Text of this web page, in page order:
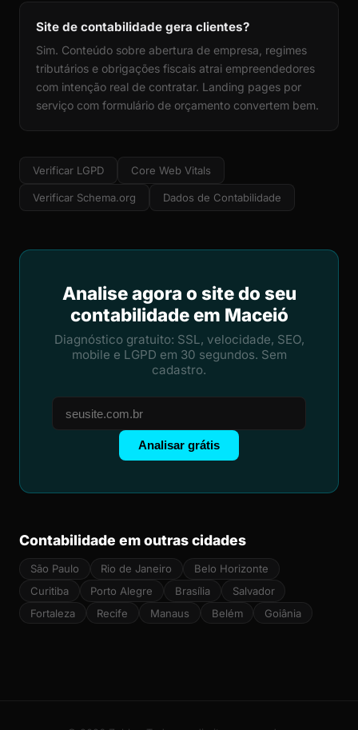
Site de contabilidade gera clientes?
Sim. Conteúdo sobre abertura de empresa, regimes
tributários e obrigações fiscais atrai empreendedores
com intenção real de contratar. Landing pages por
serviço com formulário de orçamento convertem bem.
Verificar LGPD Core Web Vitals
Verificar Schema.org Dados de Contabilidade
Analise agora o site do seu
contabilidade em Maceió
Diagnóstico gratuito: SSL, velocidade, SEO,
mobile e LGPD em 30 segundos. Sem
cadastro.
Analisar grátis
Contabilidade em outras cidades
São Paulo Rio de Janeiro
Belo Horizonte
Curitiba
Porto Alegre Brasília
Salvador
Fortaleza
Recife Manaus Belém Goiânia